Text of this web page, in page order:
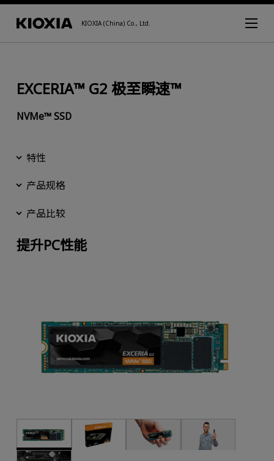
KIOXIA (China) Co., Ltd.
EXCERIA™ G2 极至瞬速™
NVMe™ SSD
特性
产品规格
产品比较
提升PC性能